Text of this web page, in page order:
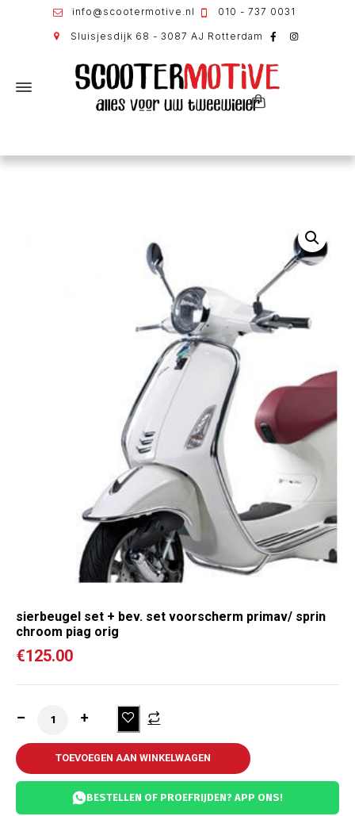
info@scootermotive.nl 010 - 737 0031
Sluisjesdijk 68 - 3087 AJ Rotterdam
sierbeugel set + bev. set voorscherm primav/ sprin
chroom piag orig
€125.00
TOEVOEGEN AAN WINKELWAGEN
BESTELLEN OF PROEFRIJDEN? APP ONS!